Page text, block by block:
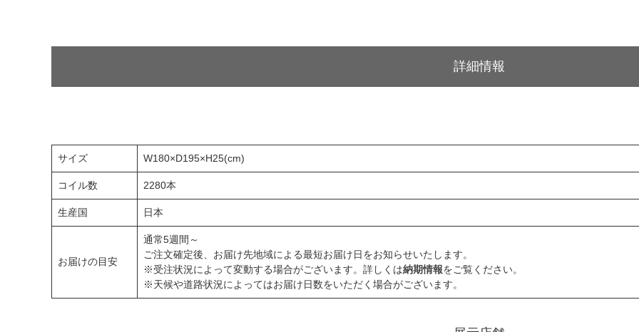
詳細情報
サイズ W180×D195×H25(cm)
コイル数 2280本
生産国 日本
お届けの目安
通常5週間～
ご注文確定後、お届け先地域による最短お届け日をお知らせいたします。
※受注状況によって変動する場合がございます。詳しくは納期情報をご覧ください。
※天候や道路状況によってはお届け日数をいただく場合がございます。